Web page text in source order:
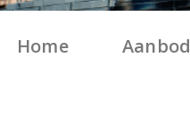
Home Aanbod